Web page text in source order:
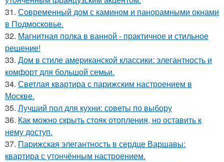
31. Современный дом с камином и панорамными окнами
в Подмосковье.
32. Магнитная полка в ванной - практичное и стильное
решение!
33. Дом в стиле американской классики: элегантность и
комфорт для большой семьи.
34. Светлая квартира с парижским настроением в
Москве.
35. Лучший пол для кухни: советы по выбору
36. Как можно скрыть стояк отопления, но оставить к
нему доступ.
37. Парижская элегантность в сердце Варшавы:
квартира с утончённым настроением.